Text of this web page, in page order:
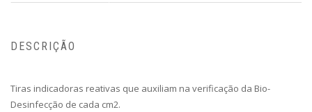
DESCRIÇÃO
Tiras indicadoras reativas que auxiliam na verificação da Bio-
Desinfecção de cada cm2.